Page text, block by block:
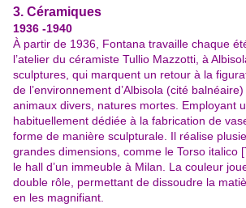
3. Céramiques
1936 -1940
À partir de 1936, Fontana travaille chaque
l’atelier du céramiste Tullio Mazzotti, à
sculptures, qui marquent un retour à la
de l’environnement d’Albisola (cité
animaux divers, natures mortes. Employant
habituellement dédiée à la fabrication de
forme de manière sculpturale. Il réalise
grandes dimensions, comme le Torso italico
le hall d’un immeuble à Milan. La couleur
double rôle, permettant de dissoudre la
en les magnifiant.